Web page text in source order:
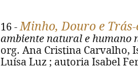
16 -Minho, Douro e
ambiente natural e humano
org. Ana Cristina Carvalho,
Luísa Luz ; autoria Isabel